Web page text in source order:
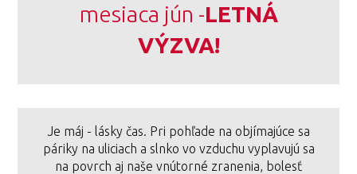
mesiaca jún -LETNÁ
VÝZVA!
Je máj - lásky čas. Pri pohľade na objímajúce sa
páriky na uliciach a slnko vo vzduchu vyplavujú sa
na povrch aj naše vnútorné zranenia, bolesť